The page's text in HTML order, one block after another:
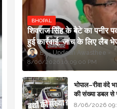
BHOPAL
शिवराज सिंह के बेटे का पनीर
हुई कार्रवाई, जांच के लिए लैब
Updesh Awasthee
8/06/2026 10:09:00 PM
भोपाल–रीवा वंदे
की संख्या डबल से
8/06/2026